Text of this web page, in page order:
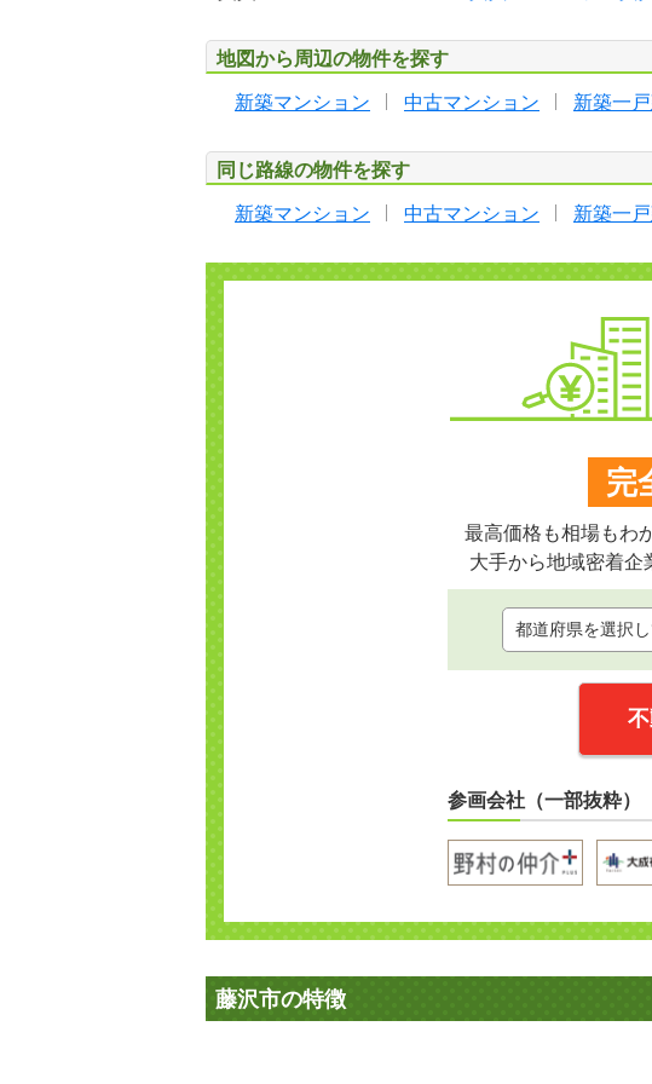
地図から周辺の物件を探す
新築マンション 中古マンション 新築一
同じ路線の物件を探す
新築マンション 中古マンション 新築一
完
最高価格も相場もわ
大手から地域密着企
参画会社（一部抜粋）
藤沢市の特徴